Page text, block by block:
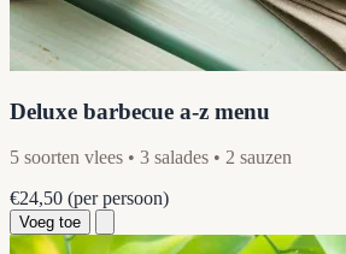
Deluxe barbecue a-z menu
5 soorten vlees • 3 salades • 2 sauzen
€24,50 (per persoon)
Voeg toe